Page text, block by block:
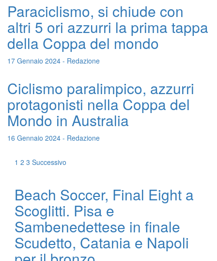
Paraciclismo, si chiude con
altri 5 ori azzurri la prima tappa
della Coppa del mondo
17 Gennaio 2024 - Redazione
Ciclismo paralimpico, azzurri
protagonisti nella Coppa del
Mondo in Australia
16 Gennaio 2024 - Redazione
1 2 3 Successivo
Beach Soccer, Final Eight a
Scoglitti. Pisa e
Sambenedettese in finale
Scudetto, Catania e Napoli